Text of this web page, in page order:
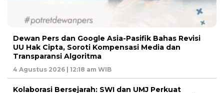
Dewan Pers dan Google Asia-Pasifik Bahas Revisi
UU Hak Cipta, Soroti Kompensasi Media dan
Transparansi Algoritma
4 Agustus 2026 | 12:18 am WIB
Kolaborasi Bersejarah: SWI dan UMJ Perkuat